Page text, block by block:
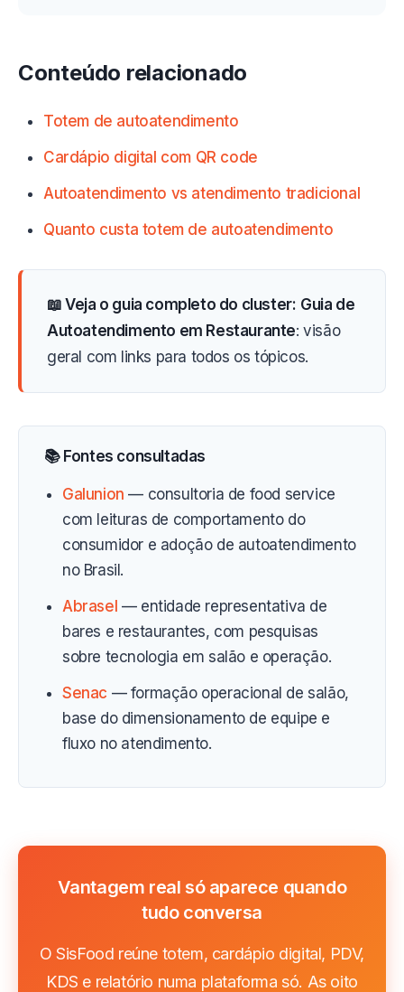
Conteúdo relacionado
Totem de autoatendimento
Cardápio digital com QR code
Autoatendimento vs atendimento tradicional
Quanto custa totem de autoatendimento
📖 Veja o guia completo do cluster: Guia de
Autoatendimento em Restaurante: visão
geral com links para todos os tópicos.
📚 Fontes consultadas
Galunion — consultoria de food service
com leituras de comportamento do
consumidor e adoção de autoatendimento
no Brasil.
Abrasel — entidade representativa de
bares e restaurantes, com pesquisas
sobre tecnologia em salão e operação.
Senac — formação operacional de salão,
base do dimensionamento de equipe e
fluxo no atendimento.
Vantagem real só aparece quando
tudo conversa
O SisFood reúne totem, cardápio digital, PDV,
KDS e relatório numa plataforma só. As oito